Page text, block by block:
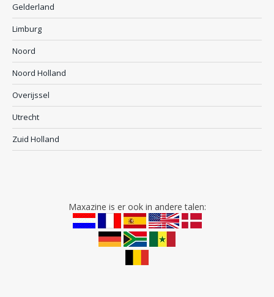
Gelderland
Limburg
Noord
Noord Holland
Overijssel
Utrecht
Zuid Holland
Maxazine is er ook in andere talen: